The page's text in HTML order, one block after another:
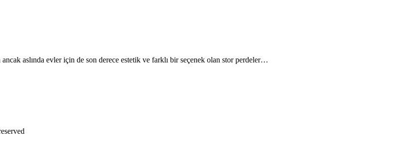
aslında evler için de son derece estetik ve farklı bir seçenek olan stor perdeler…